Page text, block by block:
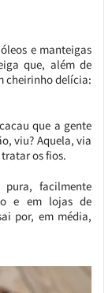
e manteigas
que, além de
cheirinho delícia:
que a gente
viu? Aquela, via
os fios.
facilmente
e em lojas de
por, em média,